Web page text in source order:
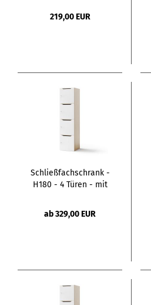
219,00 EUR
Schließfachschrank -
H180 - 4 Türen - mit
ab 329,00 EUR